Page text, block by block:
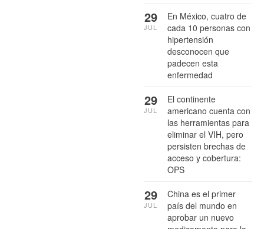
En México, cuatro de
cada 10 personas con
hipertensión
desconocen que
padecen esta
enfermedad
29
JUL
El continente
americano cuenta con
las herramientas para
eliminar el VIH, pero
persisten brechas de
acceso y cobertura:
OPS
29
JUL
China es el primer
país del mundo en
aprobar un nuevo
29
JUL